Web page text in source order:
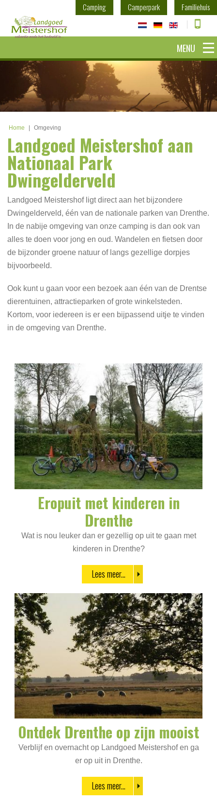
Camping Camperpark Familiehuis
MENU
Home Omgeving
Landgoed Meistershof aan
Nationaal Park
Dwingelderveld
Landgoed Meistershof ligt direct aan het bijzondere
Dwingelderveld, één van de nationale parken van Drenthe.
In de nabije omgeving van onze camping is dan ook van
alles te doen voor jong en oud. Wandelen en fietsen door
de bijzonder groene natuur of langs gezellige dorpjes
bijvoorbeeld.
Ook kunt u gaan voor een bezoek aan één van de Drentse
dierentuinen, attractieparken of grote winkelsteden.
Kortom, voor iedereen is er een bijpassend uitje te vinden
in de omgeving van Drenthe.
Eropuit met kinderen in
Drenthe
Wat is nou leuker dan er gezellig op uit te gaan met
kinderen in Drenthe?
Lees meer...
Ontdek Drenthe op zijn mooist
Verblijf en overnacht op Landgoed Meistershof en ga
er op uit in Drenthe.
Lees meer...